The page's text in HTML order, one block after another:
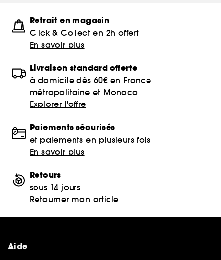
Retrait en magasin
Click & Collect en 2h offert
En savoir plus
Livraison standard offerte
à domicile dès 60€ en France
métropolitaine et Monaco
Explorer l'offre
Paiements sécurisés
et paiements en plusieurs fois
En savoir plus
Retours
sous 14 jours
Retourner mon article
Aide